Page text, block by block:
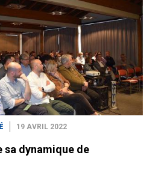
19 AVRIL 2022
sa dynamique de